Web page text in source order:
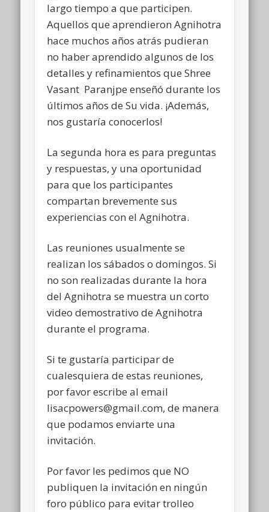
largo tiempo a que participen.
Aquellos que aprendieron Agnihotra
hace muchos años atrás pudieran
no haber aprendido algunos de los
detalles y refinamientos que Shree
Vasant Paranjpe enseñó durante los
últimos años de Su vida. ¡Además,
nos gustaría conocerlos!
La segunda hora es para preguntas
y respuestas, y una oportunidad
para que los participantes
compartan brevemente sus
experiencias con el Agnihotra.
Las reuniones usualmente se
realizan los sábados o domingos. Si
no son realizadas durante la hora
del Agnihotra se muestra un corto
video demostrativo de Agnihotra
durante el programa.
Si te gustaría participar de
cualesquiera de estas reuniones,
por favor escribe al email
lisacpowers@gmail.com, de manera
que podamos enviarte una
invitación.
Por favor les pedimos que NO
publiquen la invitación en ningún
foro público para evitar trolleo